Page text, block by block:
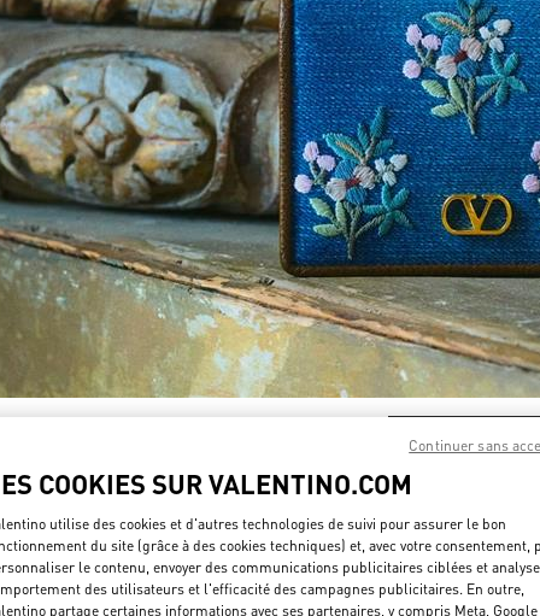
IN NEW TAB
Link
NOUVEAUTÉS
COOKIES SUR VALENTINO.COM
utilise des cookies et d'autres technologies de suivi pour assurer le bon
du site (grâce à des cookies techniques) et, avec votre consentement,
le contenu, envoyer des communications publicitaires ciblées et
des utilisateurs et l'efficacité des campagnes publicitaires. En outre,
partage certaines informations avec ses partenaires, y compris Meta,
Continuer sans